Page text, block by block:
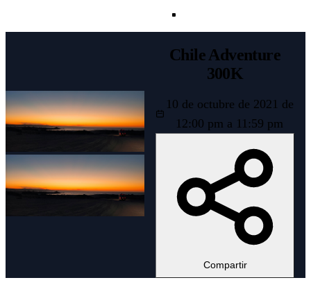
Chile Adventure
300K
10 de octubre de 2021 de
12:00 pm a 11:59 pm
Compartir